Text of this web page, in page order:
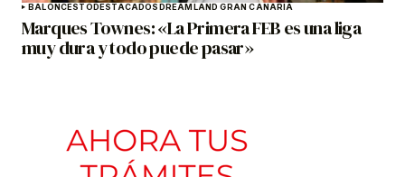
BALONCESTODESTACADOSDREAMLAND GRAN CANARIA
Marques Townes: «La Primera FEB es una liga
muy dura y todo puede pasar»